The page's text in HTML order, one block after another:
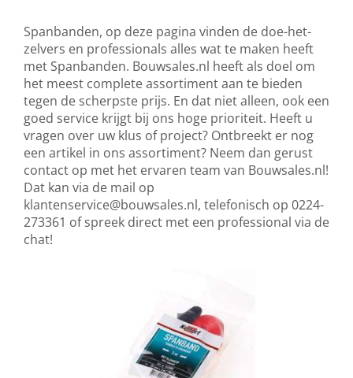
Spanbanden, op deze pagina vinden de doe-het-
zelvers en professionals alles wat te maken heeft
met Spanbanden. Bouwsales.nl heeft als doel om
het meest complete assortiment aan te bieden
tegen de scherpste prijs. En dat niet alleen, ook een
goed service krijgt bij ons hoge prioriteit. Heeft u
vragen over uw klus of project? Ontbreekt er nog
een artikel in ons assortiment? Neem dan gerust
contact op met het ervaren team van Bouwsales.nl!
Dat kan via de mail op
klantenservice@bouwsales.nl, telefonisch op 0224-
273361 of spreek direct met een professional via de
chat!